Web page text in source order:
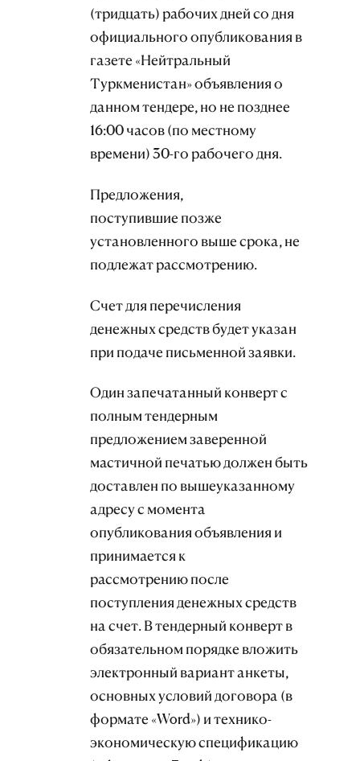
(тридцать) рабочих дней со дня
официального опубликования в
газете «Нейтральный
Туркменистан» объявления о
данном тендере, но не позднее
16:00 часов (по местному
времени) 30-го рабочего дня.
Предложения,
поступившие позже
установленного выше срока, не
подлежат рассмотрению.
Счет для перечисления
денежных средств будет указан
при подаче письменной заявки.
Один запечатанный конверт с
полным тендерным
предложением заверенной
мастичной печатью должен быть
доставлен по вышеуказанному
адресу с момента
опубликования объявления и
принимается к
рассмотрению после
поступления денежных средств
на счет. В тендерный конверт в
обязательном порядке вложить
электронный вариант анкеты,
основных условий договора (в
формате «Word») и технико-
экономическую спецификацию